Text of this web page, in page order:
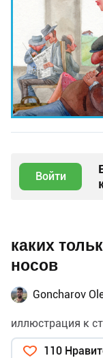
Войти
каких
носов
Goncharov
иллюстрация к
110